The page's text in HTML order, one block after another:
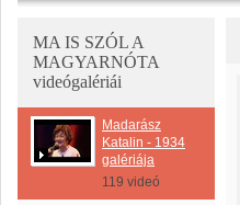
MA IS SZÓL A
MAGYARNÓTA
videógalériái
Madarász
Katalin - 1934
galériája
119 videó